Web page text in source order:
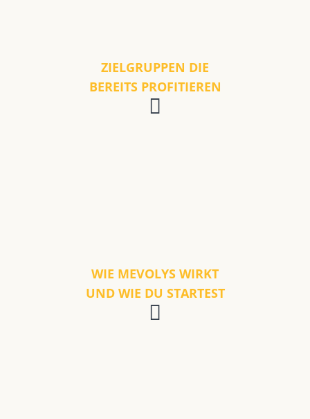
ZIELGRUPPEN DIE
BEREITS PROFITIEREN
WIE MEVOLYS WIRKT
UND WIE DU STARTEST